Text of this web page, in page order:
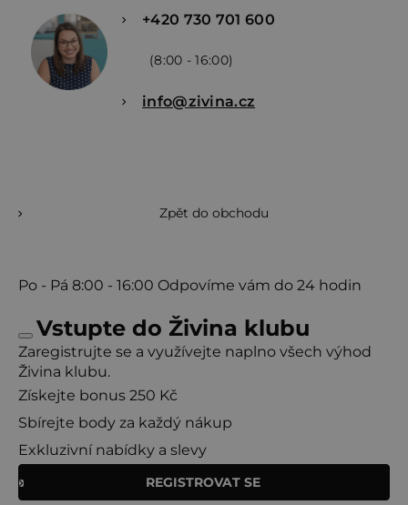
+420 730 701 600
(8:00 - 16:00)
info@zivina.cz
Zpět do obchodu
Po - Pá 8:00 - 16:00 Odpovíme vám do 24 hodin
Vstupte do Živina klubu
Zaregistrujte se a využívejte naplno všech výhod
Živina klubu.
Získejte bonus 250 Kč
Sbírejte body za každý nákup
Exkluzivní nabídky a slevy
REGISTROVAT SE